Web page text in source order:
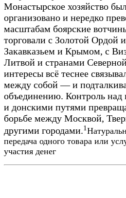
Монастырское хозяйство
организовано и нередко
масштабам боярские
торговали с Золотой Ордой
Закавказьем и Крымом, с
Литвой и странами
интересы всё теснее
между собой — и
объединению. Контроль
и донскими путями
борьбе между Москвой,
другими городами.1
передача одного товара или
участия денег